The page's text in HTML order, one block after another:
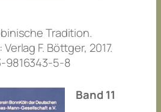
Tradition.
F. Böttger, 2017.
9816343-5-8
Band 11